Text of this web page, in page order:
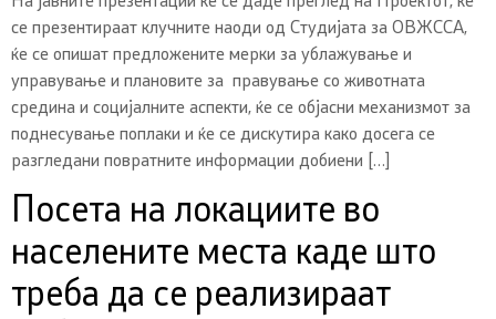
се презентираат клучните наоди од Студијата за ОВЖССА,
ќе се опишат предложените мерки за ублажување и
управување и плановите за правување со животната
средина и социјалните аспекти, ќе се објасни механизмот за
поднесување поплаки и ќе се дискутира како досега се
разгледани повратните информации добиени […]
Посета на локациите во
населените места каде што
треба да се реализираат